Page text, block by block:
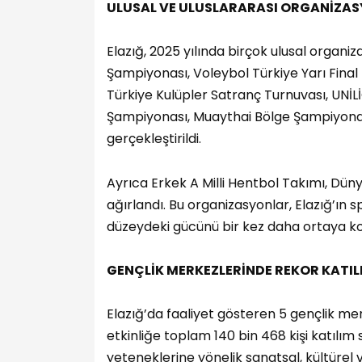
ULUSAL VE ULUSLARARASI
Elazığ, 2025 yılında birçok ulusal
Şampiyonası, Voleybol Türkiye Yarı
Türkiye Kulüpler Satranç Turnuvası,
Şampiyonası, Muaythai Bölge
gerçekleştirildi.
Ayrıca Erkek A Milli Hentbol Takımı,
ağırlandı. Bu organizasyonlar,
düzeydeki gücünü bir kez daha ortaya
GENÇLİK MERKEZLERİNDE REKOR
Elazığ’da faaliyet gösteren 5 gençlik
etkinliğe toplam 140 bin 468 kişi
yeteneklerine yönelik sanatsal, kültürel